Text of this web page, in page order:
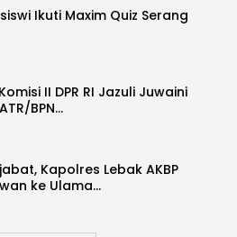
Ikuti Maxim Quiz Serang
II DPR RI Jazuli Juwaini
BPN…
Kapolres Lebak AKBP
ke Ulama…